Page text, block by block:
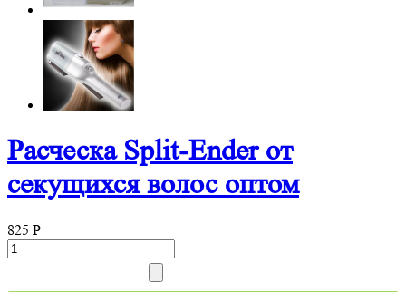
Расческа Split-Ender от
секущихся волос оптом
825 P